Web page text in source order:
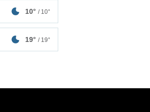
10° / 10°
19° / 19°